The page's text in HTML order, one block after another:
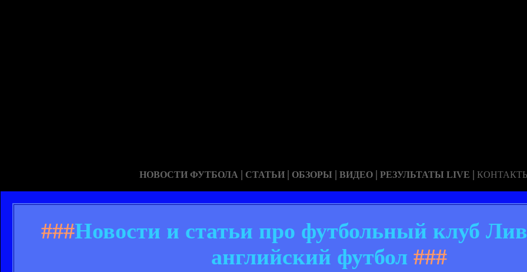
НОВОСТИ ФУТБОЛА | СТАТЬИ | ОБЗОРЫ | ВИДЕО | РЕЗУЛЬТАТЫ LIVE |
###Новости и статьи про футбольный клуб
английский футбол###